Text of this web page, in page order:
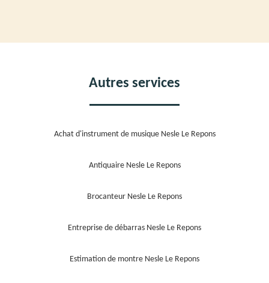
Autres services
Achat d'instrument de musique Nesle Le Repons
Antiquaire Nesle Le Repons
Brocanteur Nesle Le Repons
Entreprise de débarras Nesle Le Repons
Estimation de montre Nesle Le Repons